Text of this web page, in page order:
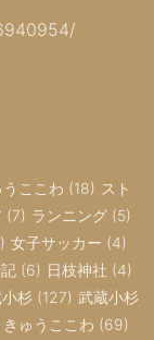
ここわ (18) スト
(7) ランニング (5)
女子サッカー (4)
(6) 日枝神社 (4)
杉 (127) 武蔵小杉
ゅうここわ (69)